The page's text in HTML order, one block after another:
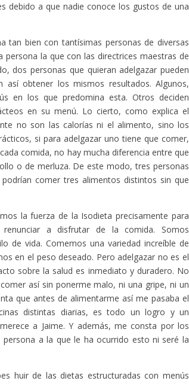
debido a que nadie conoce los gustos de una
tan bien con tantísimas personas de diversas
la que con las directrices maestras de
dos personas que quieran adelgazar pueden
obtener los mismos resultados. Algunos,
en los que predomina esta. Otros deciden
en su menú. Lo cierto, como explica el
no son las calorías ni el alimento, sino los
si para adelgazar uno tiene que comer,
comida, no hay mucha diferencia entre que
o de merluza. De este modo, tres personas
comer tres alimentos distintos sin que
la fuerza de la Isodieta precisamente para
a disfrutar de la comida. Somos
de vida. Comemos una variedad increíble de
en el peso deseado. Pero adelgazar no es el
sobre la salud es inmediato y duradero. No
así sin ponerme malo, ni una gripe, ni un
que antes de alimentarme así me pasaba el
distintas diarias, es todo un logro y un
a Jaime. Y además, me consta por los
a la que le ha ocurrido esto ni seré la
huir de las dietas estructuradas con menús